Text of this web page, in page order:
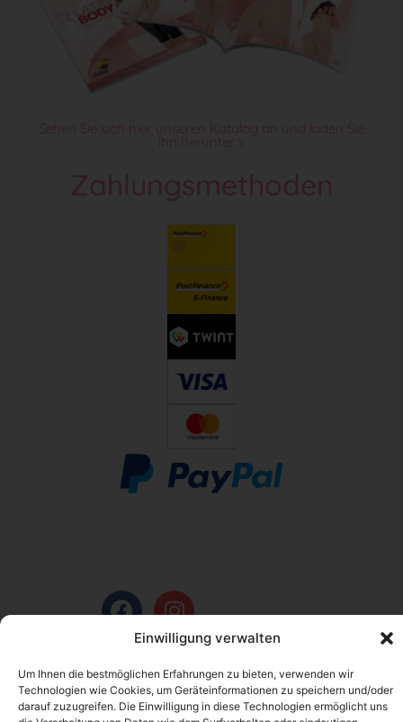
Einwilligung verwalten
Um Ihnen die bestmöglichen Erfahrungen zu bieten, verwenden wir
Technologien wie Cookies, um Geräteinformationen zu speichern und/oder
darauf zuzugreifen. Die Einwilligung in diese Technologien ermöglicht uns
Sehen Sie sich hier unseren Katalog an und laden Sie
ihn herunter »
Zahlungsmethoden